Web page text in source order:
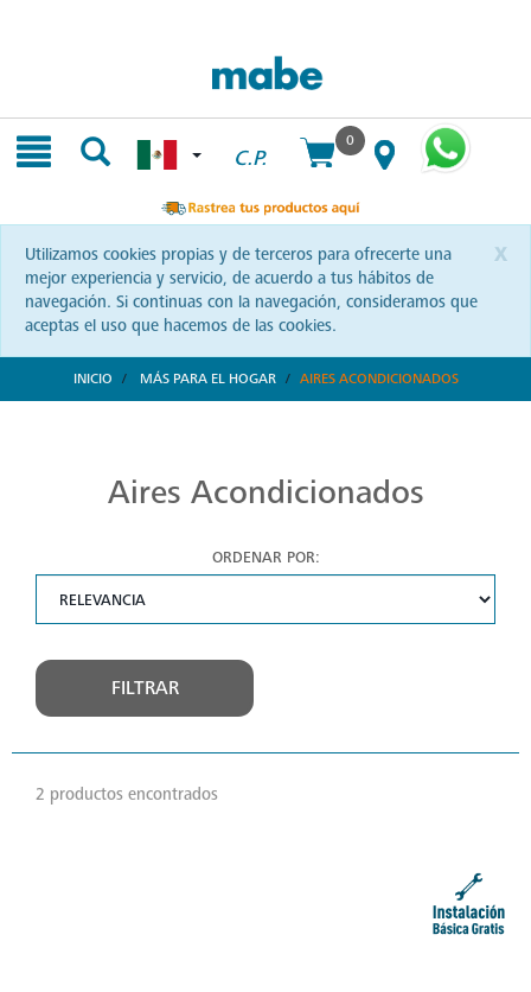
C.P.
0
x
Utilizamos cookies propias y de terceros para ofrecerte una
mejor experiencia y servicio, de acuerdo a tus hábitos de
navegación. Si continuas con la navegación, consideramos que
aceptas el uso que hacemos de las cookies.
INICIO MÁS PARA EL HOGAR AIRES ACONDICIONADOS
Aires Acondicionados
ORDENAR POR:
FILTRAR
2 productos encontrados